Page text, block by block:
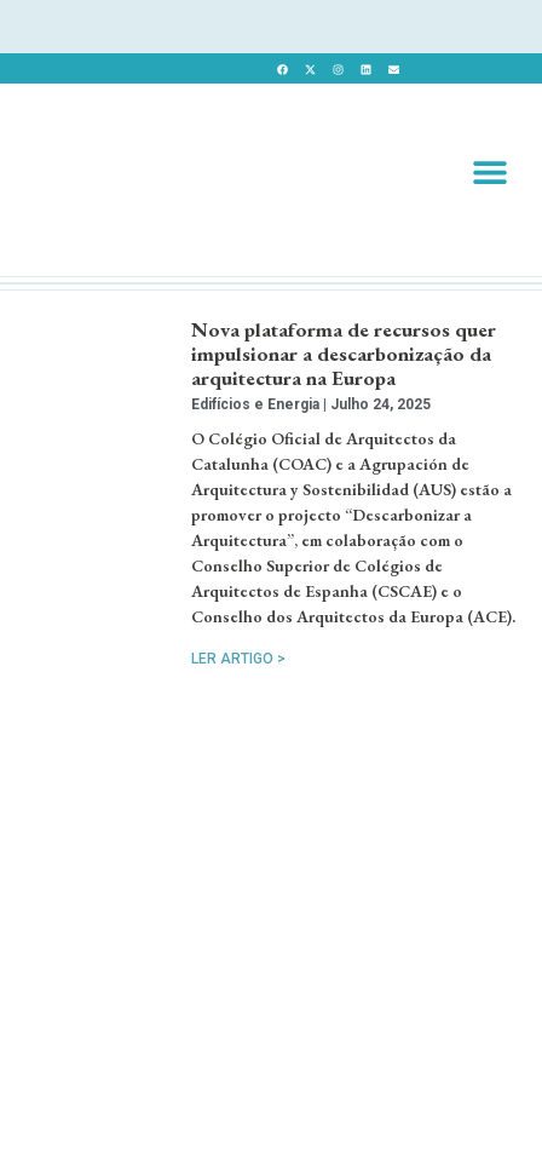
Nova plataforma de recursos quer
impulsionar a descarbonização da
arquitectura na Europa
Edifícios e Energia Julho 24, 2025
O Colégio Oficial de Arquitectos da
Catalunha (COAC) e a Agrupación de
Arquitectura y Sostenibilidad (AUS) estão a
promover o projecto “Descarbonizar a
Arquitectura”, em colaboração com o
Conselho Superior de Colégios de
Arquitectos de Espanha (CSCAE) e o
Conselho dos Arquitectos da Europa (ACE).
LER ARTIGO >